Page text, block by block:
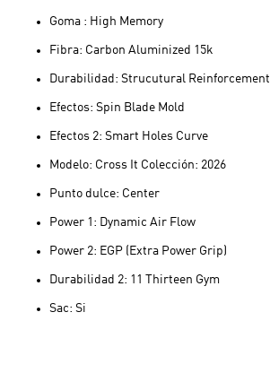
Goma : High Memory
Fibra: Carbon Aluminized 15k
Durabilidad: Strucutural Reinforcement
Efectos: Spin Blade Mold
Efectos 2: Smart Holes Curve
Modelo: Cross It Colección: 2026
Punto dulce: Center
Power 1: Dynamic Air Flow
Power 2: EGP (Extra Power Grip)
Durabilidad 2: 11 Thirteen Gym
Sac: Si